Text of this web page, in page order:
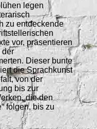
legen
zu entdeckende
vor, präsentieren
der
Dieser bunte
die Sprachkunst
von der
bis zur
die den
folgen, bis zu